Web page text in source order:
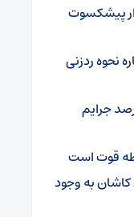
پیشکسوت
نحوه ردزنی
بستر وقوع 55درصد جرایم
قوت است
به وجود